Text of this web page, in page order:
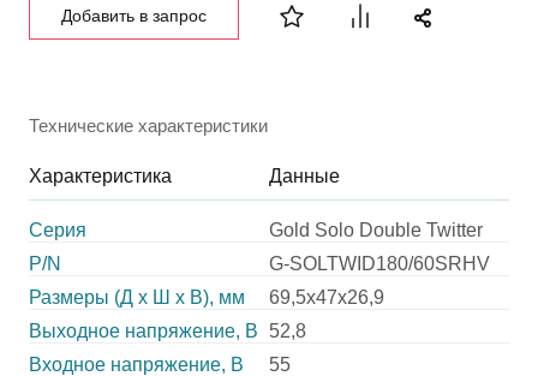
Добавить в запрос
Технические характеристики
Характеристика Данные
Серия
Gold Solo Double Twitter
P/N
G-SOLTWID180/60SRHV
Размеры (Д х Ш х В), мм
69,5х47х26,9
Выходное напряжение, В
52,8
Входное напряжение, В
55